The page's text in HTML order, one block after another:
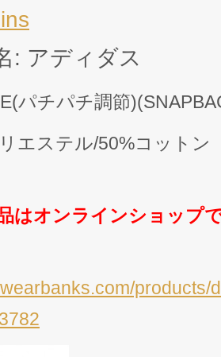
: アディダス
パチパチ調節
エステル/50%コット
はオンラインショップ
products/